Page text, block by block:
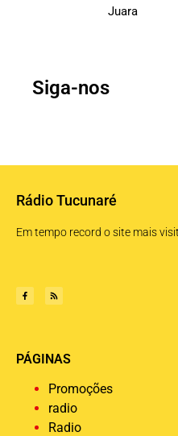
Juara
Siga-nos
Rádio Tucunaré
Em tempo record o site mais
PÁGINAS
Promoções
radio
Radio